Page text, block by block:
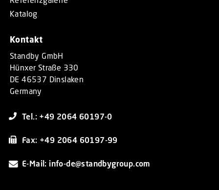
Katalog
Kontakt
Standby GmbH
Hünxer Straße 330
DE 46537 Dinslaken
Germany
Tel.: +49 2064 60197-0
Fax: +49 2064 60197-99
E-Mail: info-de@standbygroup.com